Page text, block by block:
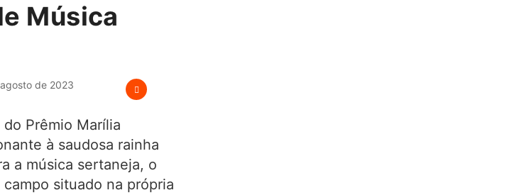
Música
de 2023
Prêmio Marília
à saudosa rainha
a música sertaneja, o
situado na própria